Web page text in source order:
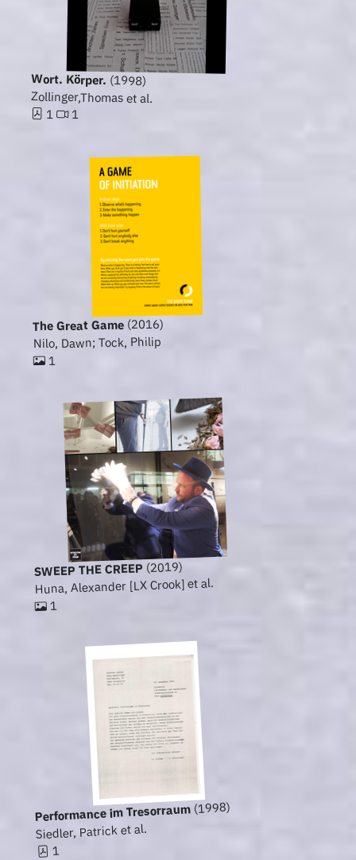
Wort. Körper. (1998)
Zollinger,Thomas et al.
1 1
The Great Game (2016)
Nilo, Dawn; Tock, Philip
1
SWEEP THE CREEP (2019)
Huna, Alexander [LX Crook] et al.
1
Performance im Tresorraum(1998)
Siedler, Patrick et al.
1